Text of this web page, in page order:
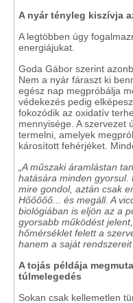
A nyár tényleg kiszívja
A legtöbben úgy
energiájukat.
Goda Gábor szerint
Nem a nyár fáraszt ki
egész nap megpróbálja
védekezés pedig
fokozódik az oxidatív
mennyisége. A szervezet
termelni, amelyek
károsított fehérjéket.
„A műszaki áramlástan
hatására minden gyorsul.
mire gondol, aztán csak
Hőőőőő... és megáll. A
biológiában is eljön az a
gyorsabb működést
hőmérséklet felett a
hanem a saját
A tojás példája
túlmelegedés
Sokan csak kellemetlen